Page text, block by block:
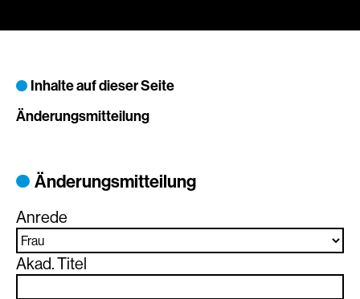
Inhalte auf dieser Seite
Änderungsmitteilung
Änderungsmitteilung
Anrede
Akad. Titel